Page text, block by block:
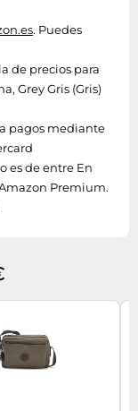
. Puedes
de precios para
Grey Gris (Gris)
pagos mediante
es de entre En
Premium.